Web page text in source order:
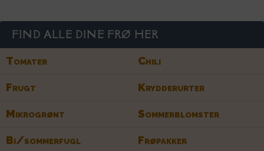
FIND ALLE DINE FRØ HER
Tomater Chili
Frugt Krydderurter
Mikrogrønt Sommerblomster
Bi/sommerfugl Frøpakker